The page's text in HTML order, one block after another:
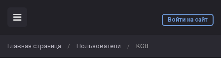
Войти на сайт
Главная страница / Пользователи / KGB